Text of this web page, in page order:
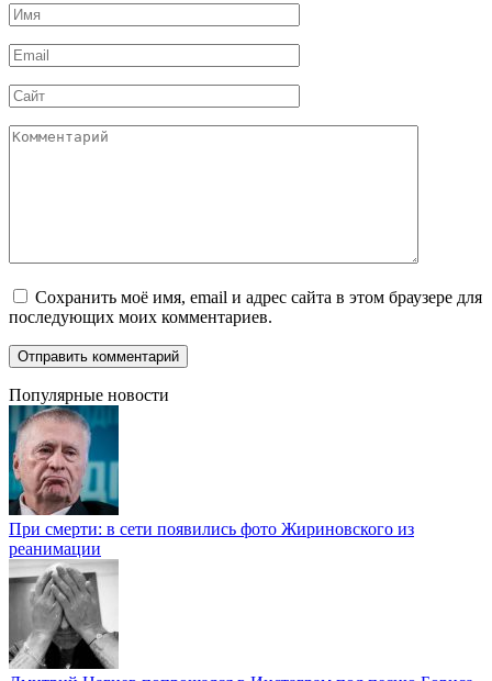
Имя
*
Email
*
Сайт
Комментарий
Сохранить моё имя, email и адрес сайта в этом браузере для
последующих моих комментариев.
Популярные новости
При смерти: в сети появились фото Жириновского из
реанимации